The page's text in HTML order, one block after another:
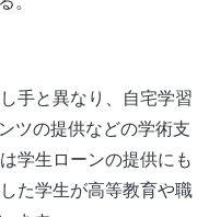
手と異なり、自宅学習
ツの提供などの学術支
学生ローンの提供にも
た学生が高等教育や職